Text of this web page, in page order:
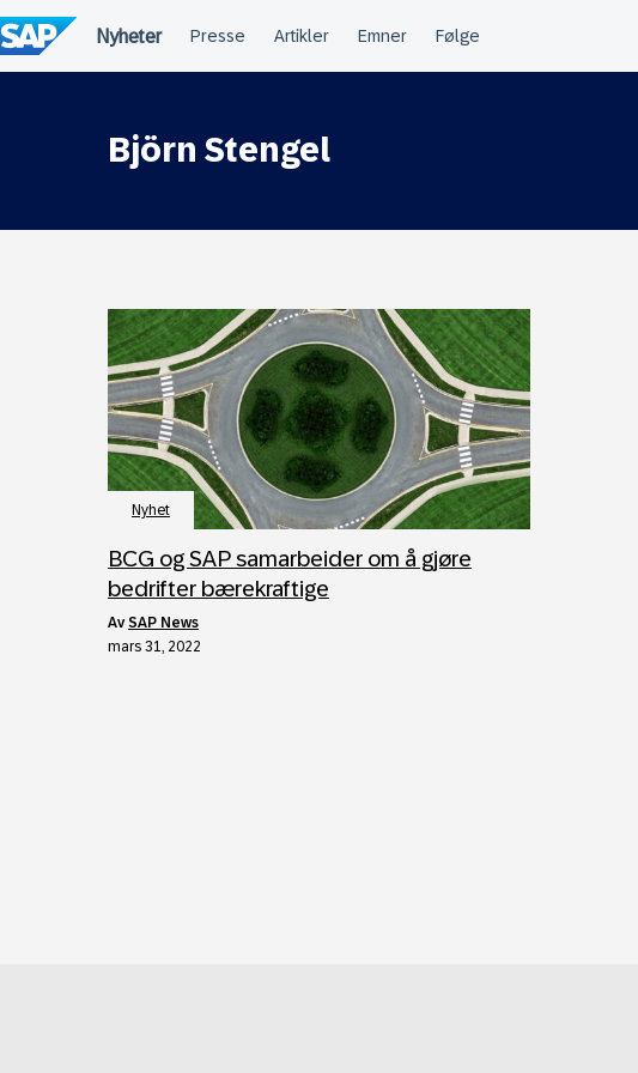
til
innhold
Björn Stengel
Nyhet
BCG og SAP samarbeider om å gjøre
bedrifter bærekraftige
avSAP News
mars 31, 2022